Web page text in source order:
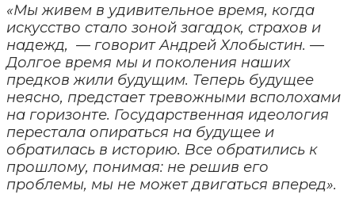
«Мы живем в удивительное время, когда
искусство стало зоной загадок, страхов и
надежд, — говорит Андрей Хлобыстин. —
Долгое время мы и поколения наших
предков жили будущим. Теперь будущее
неясно, предстает тревожными всполохами
на горизонте. Государственная идеология
перестала опираться на будущее и
обратилась в историю. Все обратились к
прошлому, понимая: не решив его
проблемы, мы не может двигаться вперед».